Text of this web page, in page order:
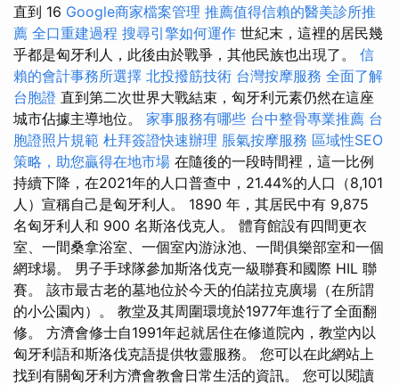
直到 16 Google商家檔案管理 推薦值得信賴的醫美診所推
薦 全口重建過程 搜尋引擎如何運作 世紀末，這裡的居民幾
乎都是匈牙利人，此後由於戰爭，其他民族也出現了。 信
賴的會計事務所選擇 北投撥筋技術 台灣按摩服務 全面了解
台胞證 直到第二次世界大戰結束，匈牙利元素仍然在這座
城市佔據主導地位。 家事服務有哪些 台中整骨專業推薦 台
胞證照片規範 杜拜簽證快速辦理 脹氣按摩服務 區域性SEO
策略，助您贏得在地市場 在隨後的一段時間裡，這一比例
持續下降，在2021年的人口普查中，21.44%的人口（8,101
人）宣稱自己是匈牙利人。 1890 年，其居民中有 9,875
名匈牙利人和 900 名斯洛伐克人。 體育館設有四間更衣
室、一間桑拿浴室、一個室內游泳池、一間俱樂部室和一個
網球場。 男子手球隊參加斯洛伐克一級聯賽和國際 HIL 聯
賽。 該市最古老的墓地位於今天的伯諾拉克廣場（在所謂
的小公園內）。 教堂及其周圍環境於1977年進行了全面翻
修。 方濟會修士自1991年起就居住在修道院內，教堂內以
匈牙利語和斯洛伐克語提供牧靈服務。 您可以在此網站上
找到有關匈牙利方濟會教會日常生活的資訊。 您可以閱讀